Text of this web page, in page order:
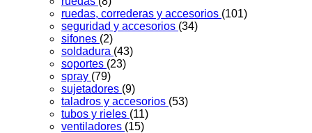
ruedas, correderas y accesorios (101)
seguridad y accesorios (34)
sifones (2)
soldadura (43)
soportes (23)
spray (79)
sujetadores (9)
taladros y accesorios (53)
tubos y rieles (11)
ventiladores (15)